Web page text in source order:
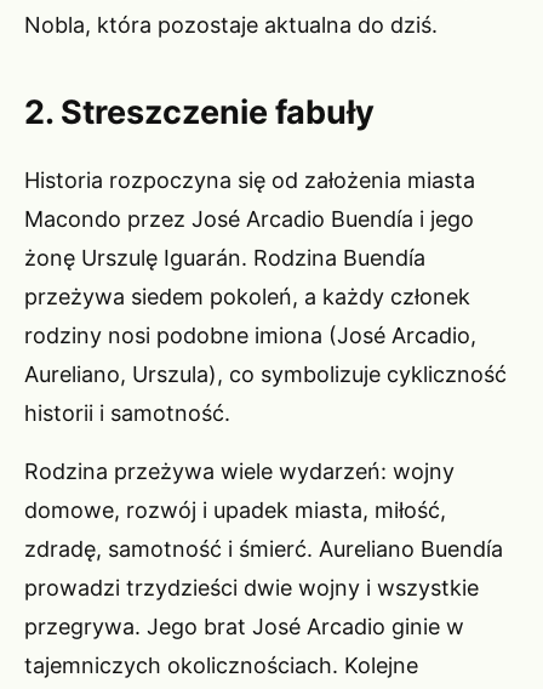
Nobla, która pozostaje aktualna do dziś.
2. Streszczenie fabuły
Historia rozpoczyna się od założenia miasta
Macondo przez José Arcadio Buendía i jego
żonę Urszulę Iguarán. Rodzina Buendía
przeżywa siedem pokoleń, a każdy członek
rodziny nosi podobne imiona (José Arcadio,
Aureliano, Urszula), co symbolizuje cykliczność
historii i samotność.
Rodzina przeżywa wiele wydarzeń: wojny
domowe, rozwój i upadek miasta, miłość,
zdradę, samotność i śmierć. Aureliano Buendía
prowadzi trzydzieści dwie wojny i wszystkie
przegrywa. Jego brat José Arcadio ginie w
tajemniczych okolicznościach. Kolejne